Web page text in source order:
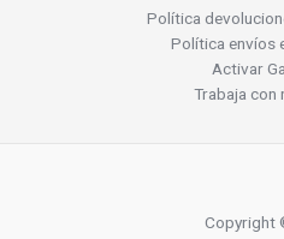
Política
Política envíos
Activar
Trabaja con
Copyright